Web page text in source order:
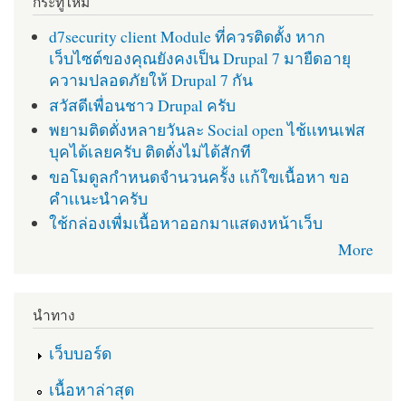
d7security client Module ที่ควรติดตั้ง หาก
เว็บไซต์ของคุณยังคงเป็น Drupal 7 มายืดอายุ
ความปลอดภัยให้ Drupal 7 กัน
สวัสดีเพื่อนชาว Drupal ครับ
พยามติดตั่งหลายวันละ Social open ไช้เเทนเฟส
บุคได้เลยครับ ติดตั่งไม่ได้สักที
ขอโมดูลกำหนดจำนวนครั้ง เเก้ใขเนื้อหา ขอ
คำเเนะนำครับ
ใช้กล่องเพื่มเนื้อหาออกมาแสดงหน้าเว็บ
More
นำทาง
เว็บบอร์ด
เนื้อหาล่าสุด